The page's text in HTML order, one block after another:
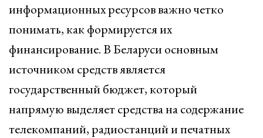
информационных ресурсов важно четко
понимать, как формируется их
финансирование. В Беларуси основным
источником средств является
государственный бюджет, который
напрямую выделяет средства на содержание
телекомпаний, радиостанций и печатных